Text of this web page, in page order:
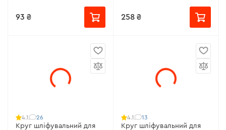
93 ₴ 258 ₴
4.1 26
Круг шліфувальний для
4.1 13
Круг шліфувальний для